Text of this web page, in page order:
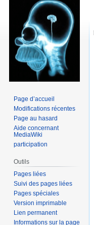
Page d’accueil
Modifications récentes
Page au hasard
Aide concernant
MediaWiki
participation
Outils
Pages liées
Suivi des pages liées
Pages spéciales
Version imprimable
Lien permanent
Informations sur la page